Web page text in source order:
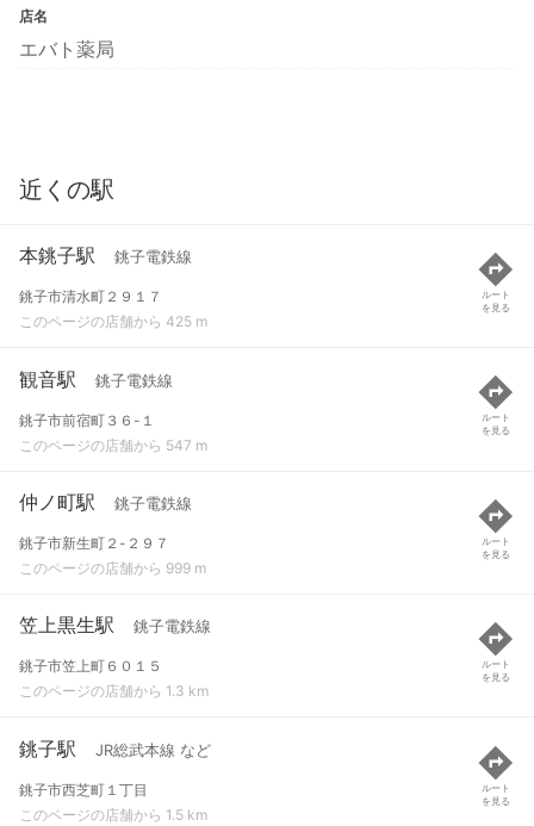
店名
エバト薬局
近くの駅
本銚子駅 銚子電鉄線
銚子市清水町２９１７
このページの店舗から 425 m
ルート
を見る
観音駅 銚子電鉄線
銚子市前宿町３６-１
このページの店舗から 547 m
ルート
を見る
仲ノ町駅 銚子電鉄線
銚子市新生町２-２９７
このページの店舗から 999 m
ルート
を見る
笠上黒生駅 銚子電鉄線
銚子市笠上町６０１５
このページの店舗から 1.3 km
ルート
を見る
銚子駅 JR総武本線 など
銚子市西芝町１丁目
このページの店舗から 1.5 km
ルート
を見る